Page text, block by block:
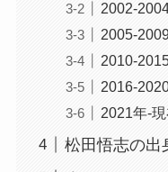
2002-
2005-
2010-
2016-
2021年-
松田悟志の出